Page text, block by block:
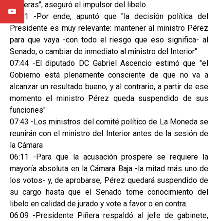
maneras", aseguró el impulsor del libelo.
07:51 -Por ende, apuntó que "la decisión política del
Presidente es muy relevante: mantener al ministro Pérez
para que vaya -con todo el riesgo que eso significa- al
Senado, o cambiar de inmediato al ministro del Interior"
07:44 -El diputado DC Gabriel Ascencio estimó que "el
Gobierno está plenamente consciente de que no va a
alcanzar un resultado bueno, y al contrario, a partir de ese
momento el ministro Pérez queda suspendido de sus
funciones"
07:43 -Los ministros del comité político de La Moneda se
reunirán con el ministro del Interior antes de la sesión de
la Cámara
06:11 -Para que la acusación prospere se requiere la
mayoría absoluta en la Cámara Baja -la mitad más uno de
los votos- y, de aprobarse, Pérez quedará suspendido de
su cargo hasta que el Senado tome conocimiento del
libelo en calidad de jurado y vote a favor o en contra.
06:09 -Presidente Piñera respaldó al jefe de gabinete,